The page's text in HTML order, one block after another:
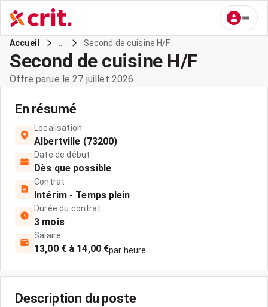
Accueil Second de cuisine H/F
Second de cuisine H/F
Offre parue le 27 juillet 2026
En résumé
Localisation
Albertville (73200)
Date de début
Dès que possible
Contrat
Intérim - Temps plein
Durée du contrat
3 mois
Salaire
13,00 € à 14,00 €par heure
Description du poste